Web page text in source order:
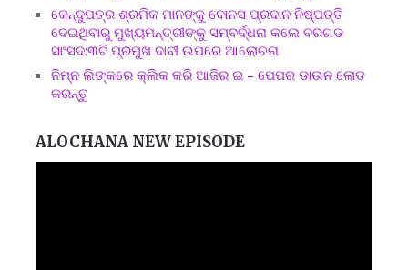
କେନ୍ଦୁପତ୍ର ଶ୍ରମିକ ମାନଙ୍କୁ ବୋନସ ପ୍ରଦାନ ନିଷ୍ପତ୍ତି
ଦେଇଥିବାରୁ ମୁଖ୍ୟମନ୍ତ୍ରୀଙ୍କୁ ସମ୍ବର୍ଦ୍ଧନା କଲେ ବରଗଡ
ସାଂସଦ:୩ଟି ପ୍ରମୁଖ ଦାବୀ ଉପରେ ଆଲୋଚନା
ନିମ୍ନ ଲିଙ୍କରେ କ୍ଲିକ କରି ଆଜିର ଇ – ପେପର ଡାଉନ ଲୋଡ
କରନ୍ତୁ
ALOCHANA NEW EPISODE